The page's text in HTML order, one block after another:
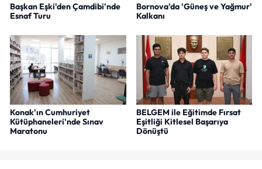
Başkan Eşki'den Çamdibi'nde
Esnaf Turu
Bornova'da 'Güneş ve Yağmur'
Kalkanı
Konak'ın Cumhuriyet
Kütüphaneleri'nde Sınav
Maratonu
BELGEM ile Eğitimde Fırsat
Eşitliği Kitlesel Başarıya
Dönüştü